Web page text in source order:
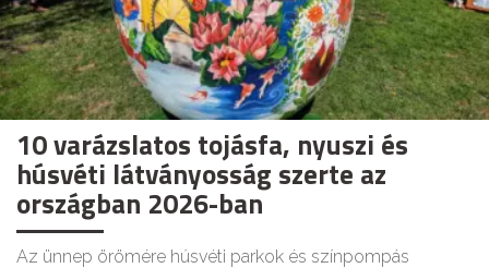
10 varázslatos tojásfa, nyuszi és
húsvéti látványosság szerte az
országban 2026-ban
Az ünnep örömére húsvéti parkok és színpompás